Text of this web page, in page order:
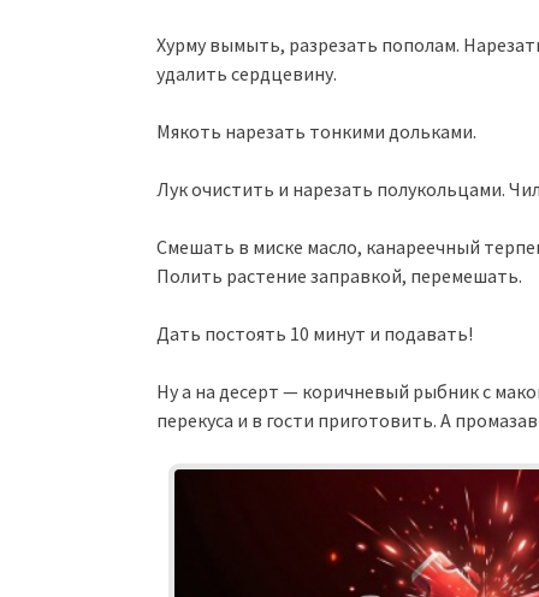
Хурму вымыть, разрезать пополам.
удалить сердцевину.
Мякоть нарезать тонкими дольками.
Лук очистить и нарезать полукольцами.
Смешать в миске масло, канареечный
Полить растение заправкой, перемешать.
Дать постоять 10 минут и подавать!
Ну а на десерт — коричневый рыбник с
перекуса и в гости приготовить. А